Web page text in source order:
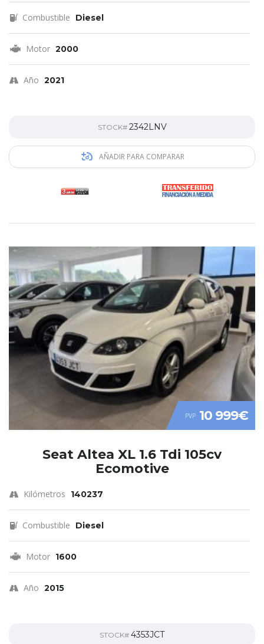
Combustible Diesel
Motor 2000
Año 2021
STOCK# 2342LNV
AÑADIR PARA COMPARAR
PVP 10 999€
Seat Altea XL 1.6 Tdi 105cv
Ecomotive
Kilómetros 140237
Combustible Diesel
Motor 1600
Año 2015
STOCK# 4353JCT